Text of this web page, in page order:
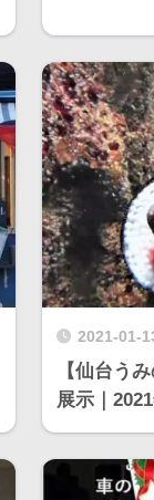
2021-01-
【仙台う
展示｜